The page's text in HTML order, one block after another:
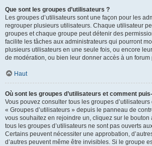
Que sont les groupes d’utilisateurs ?
Les groupes d’utilisateurs sont une façon pour les
regrouper plusieurs utilisateurs. Chaque utilisateur
groupes et chaque groupe peut détenir des
facilite les tâches aux administrateurs qui pourront
plusieurs utilisateurs en une seule fois, ou encore
de modération, ou bien leur donner accès à un forum
Haut
Où sont les groupes d’utilisateurs et comment
Vous pouvez consulter tous les groupes
« Groupes d’utilisateurs » depuis le panneau de
vous souhaitez en rejoindre un, cliquez sur le
tous les groupes d’utilisateurs ne sont pas ouverts
Certains peuvent nécessiter une approbation,
d’autres peuvent même être invisibles. Si le groupe